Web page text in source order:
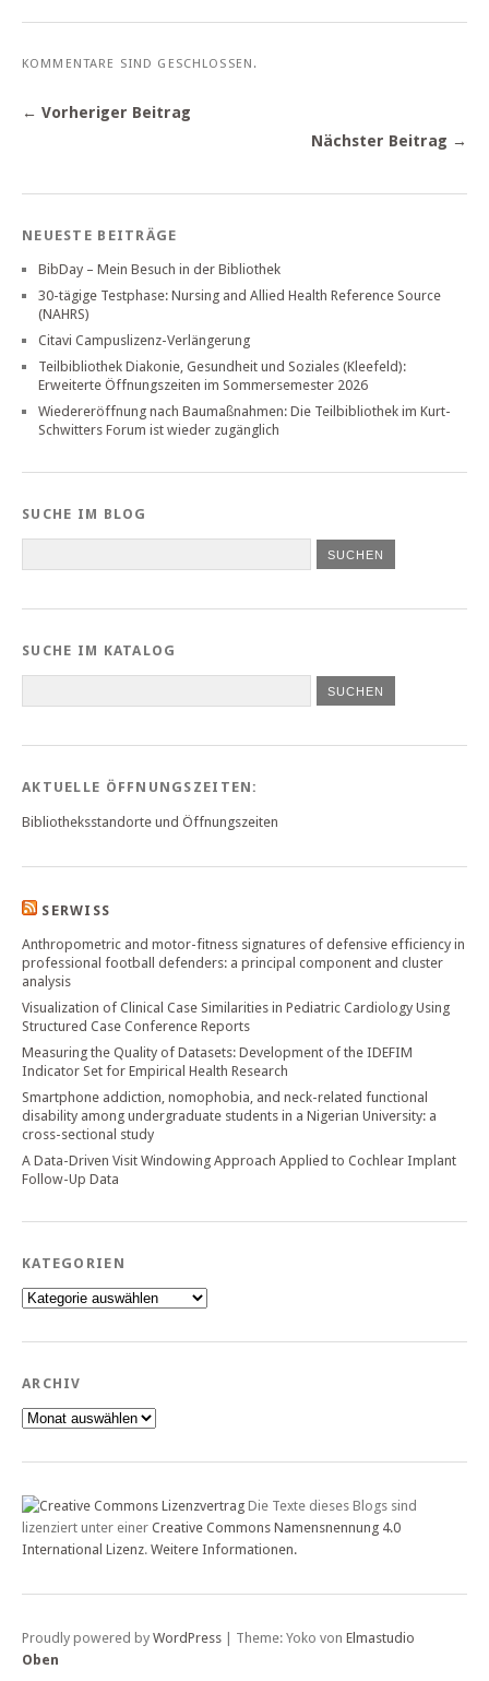
KOMMENTARE SIND GESCHLOSSEN.
← Vorheriger Beitrag
Nächster Beitrag →
NEUESTE BEITRÄGE
BibDay – Mein Besuch in der Bibliothek
30-tägige Testphase: Nursing and Allied Health Reference Source
(NAHRS)
Citavi Campuslizenz-Verlängerung
Teilbibliothek Diakonie, Gesundheit und Soziales (Kleefeld):
Erweiterte Öffnungszeiten im Sommersemester 2026
Wiedereröffnung nach Baumaßnahmen: Die Teilbibliothek im Kurt-
Schwitters Forum ist wieder zugänglich
SUCHE IM BLOG
SUCHE IM KATALOG
SUCHEN
AKTUELLE ÖFFNUNGSZEITEN:
Bibliotheksstandorte und Öffnungszeiten
SERWISS
Anthropometric and motor-fitness signatures of defensive efficiency in
professional football defenders: a principal component and cluster
analysis
Visualization of Clinical Case Similarities in Pediatric Cardiology Using
Structured Case Conference Reports
Measuring the Quality of Datasets: Development of the IDEFIM
Indicator Set for Empirical Health Research
Smartphone addiction, nomophobia, and neck-related functional
disability among undergraduate students in a Nigerian University: a
cross-sectional study
A Data-Driven Visit Windowing Approach Applied to Cochlear Implant
Follow-Up Data
KATEGORIEN
Kategorien
ARCHIV
Archiv
Die Texte dieses Blogs sind
lizenziert unter einer Creative Commons Namensnennung 4.0
International Lizenz. Weitere Informationen.
Proudly powered by WordPress Theme: Yoko von Elmastudio
Oben